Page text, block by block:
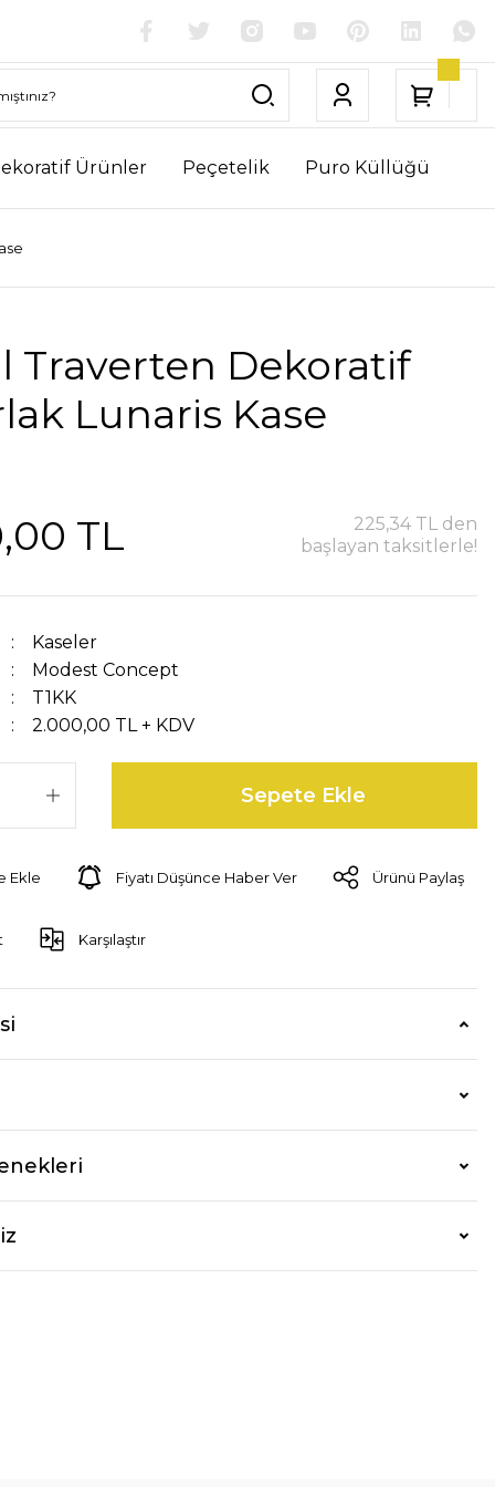
Ürünler Peçetelik Puro Küllüğü
Traverten Dekoratif
Lunaris Kase
TL
225,34 TL den
başlayan taksitlerle!
Kaseler
Modest Concept
T1KK
2.000,00 TL + KDV
Sepete Ekle
Fiyatı Düşünce Haber Ver Ürünü Paylaş
Karşılaştır